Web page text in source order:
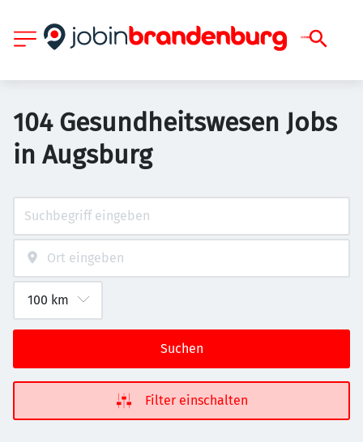
104 Gesundheitswesen Jobs
in Augsburg
Suchen
Filter einschalten